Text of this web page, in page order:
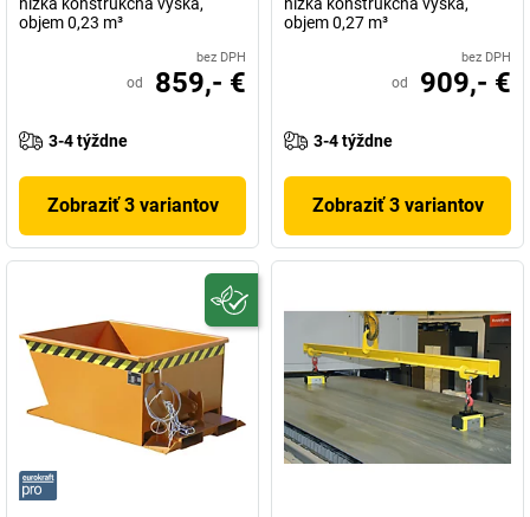
objem 0,23 m³
bez DPH
od 859,- €
3-4 týždne
Zobraziť 3 variantov
objem 0,27 m³
bez DPH
od 909,- €
3-4 týždne
Zobraziť 3 variantov